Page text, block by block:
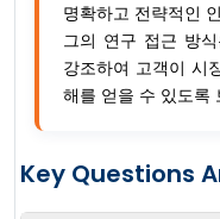
명확하고 전략적인
그의 연구 접근 방
강조하여 고객이 시
해를 얻을 수 있도록
Key Questions